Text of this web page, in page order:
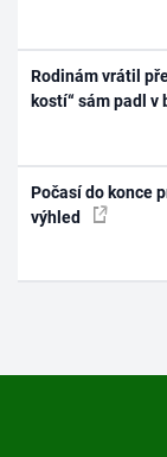
Rodinám vrátil
kostí“ sám padl v
Počasí do konce
výhled